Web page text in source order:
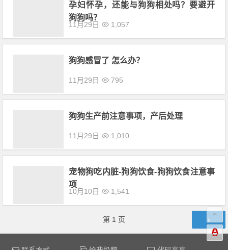
孕妇怀孕，还能与狗狗相处吗？要避开
狗狗吗？
11月29日 1,057
狗狗感冒了 怎么办？
11月29日 795
狗狗生产前注意事项，产后处理
11月29日 1,010
宠物狗吃内脏-狗狗饮食-狗狗饮食注意事
项
10月10日 1,541
第 1 页